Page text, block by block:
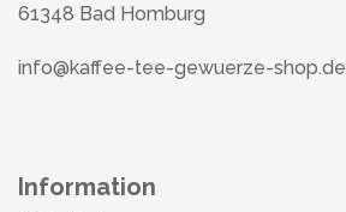
61348 Bad Homburg
info@kaffee-tee-gewuerze-shop.de
Information